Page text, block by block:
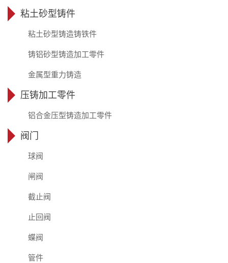
粘土砂型铸件
粘土砂型铸造铸铁件
铸铝砂型铸造加工零件
金属型重力铸造
压铸加工零件
铝合金压型铸造加工零件
阀门
球阀
闸阀
截止阀
止回阀
蝶阀
管件